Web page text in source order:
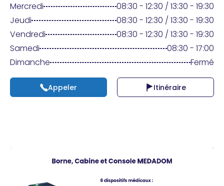
Praticien ?
Mercredi
08:30 - 12:30 / 13:30 - 19:30
Jeudi
08:30 - 12:30 / 13:30 - 19:30
Vendredi
08:30 - 12:30 / 13:30 - 19:30
Samedi
08:30 - 17:00
Dimanche
Fermé
Appeler Itinéraire